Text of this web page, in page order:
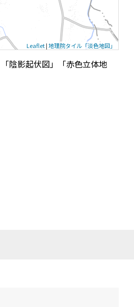
Leaflet|地理院タイル「淡色地図」
陰影起伏図」「赤色立体地